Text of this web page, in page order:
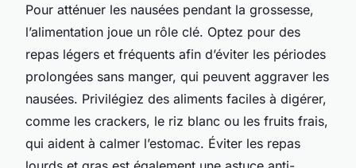
Pour atténuer les nausées pendant la grossesse,
l’alimentation joue un rôle clé. Optez pour des
repas légers et fréquents afin d’éviter les périodes
prolongées sans manger, qui peuvent aggraver les
nausées. Privilégiez des aliments faciles à digérer,
comme les crackers, le riz blanc ou les fruits frais,
qui aident à calmer l’estomac. Éviter les repas